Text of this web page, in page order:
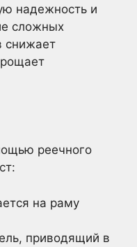
надежность и
сложных
снижает
реечного
на раму
приводящий в